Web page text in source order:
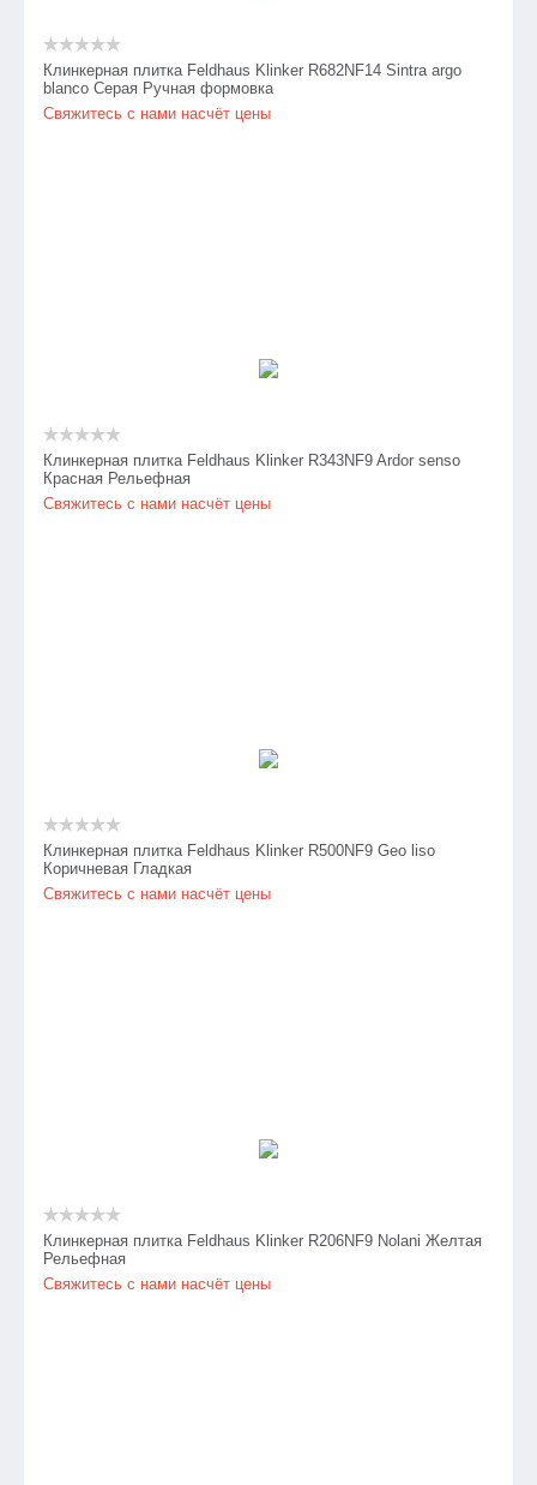
Клинкерная плитка Feldhaus Klinker R682NF14 Sintra argo
blanco Серая Ручная формовка
Свяжитесь с нами насчёт цены
Клинкерная плитка Feldhaus Klinker R343NF9 Ardor senso
Красная Рельефная
Свяжитесь с нами насчёт цены
Клинкерная плитка Feldhaus Klinker R500NF9 Geo liso
Коричневая Гладкая
Свяжитесь с нами насчёт цены
Клинкерная плитка Feldhaus Klinker R206NF9 Nolani Желтая
Рельефная
Свяжитесь с нами насчёт цены